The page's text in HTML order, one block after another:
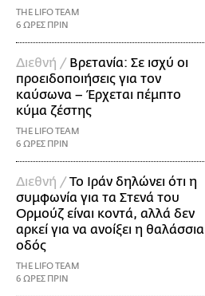
THE LIFO TEAM
6 ΩΡΕΣ ΠΡΙΝ
Διεθνή / Βρετανία: Σε ισχύ οι
προειδοποιήσεις για τον
καύσωνα – Έρχεται πέμπτο
κύμα ζέστης
THE LIFO TEAM
6 ΩΡΕΣ ΠΡΙΝ
Διεθνή /Το Ιράν δηλώνει ότι η
συμφωνία για τα Στενά του
Ορμούζ είναι κοντά, αλλά δεν
αρκεί για να ανοίξει η θαλάσσια
οδός
THE LIFO TEAM
6 ΩΡΕΣ ΠΡΙΝ